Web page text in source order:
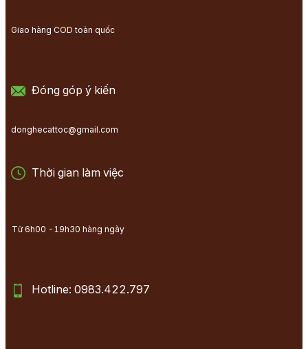
Giao hàng COD toàn quốc
Đóng góp ý kiến
donghecattoc@gmail.com
Thời gian làm việc
Từ 6h00 -19h30 hàng ngày
Hotline: 0983.422.797